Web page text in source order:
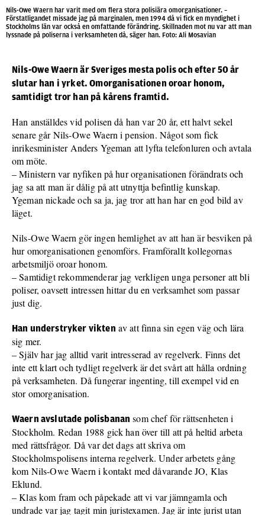
Nils-Owe Waern har varit med om flera stora polisiära omorganisationer. –
Förstatligandet missade jag på marginalen, men 1994 då vi fick en myndighet i
Stockholms län var också en omfattande förändring. Skillnaden mot nu var att man
lyssnade på poliserna i verksamheten då, säger han. Foto: Ali Mosavian
Nils-Owe Waern är Sveriges mesta polis och efter 50 år
slutar han i yrket. Omorganisationen oroar honom,
samtidigt tror han på kårens framtid.
Han anställdes vid polisen då han var 20 år, ett halvt sekel
senare går Nils-Owe Waern i pension. Något som fick
inrikesminister Anders Ygeman att lyfta telefonluren och avtala
om möte.
– Ministern var nyfiken på hur organisationen förändrats och
jag sa att man är dålig på att utnyttja befintlig kunskap.
Ygeman nickade och sa ja, jag tror att han har en god bild av
läget.
Nils-Owe Waern gör ingen hemlighet av att han är besviken på
hur omorganisationen genomförs. Framförallt kollegornas
arbetsmiljö oroar honom.
– Samtidigt rekommenderar jag verkligen unga personer att bli
poliser, oavsett intressen hittar du en verksamhet som passar
just dig.
Han understryker vikten av att finna sin egen väg och lära
sig mer.
– Själv har jag alltid varit intresserad av regelverk. Finns det
inte ett klart och tydligt regelverk är det svårt att hålla ordning
på verksamheten. Då fungerar ingenting, till exempel vid en
stor omorganisation.
Waern avslutade polisbanan som chef för rättsenheten i
Stockholm. Redan 1988 gick han över till att på heltid arbeta
med rättsfrågor. Då var det dags att skriva om
Stockholmspolisens interna regelverk. Under arbetets gång
kom Nils-Owe Waern i kontakt med dåvarande JO, Klas
Eklund.
– Klas kom fram och påpekade att vi var jämngamla och
undrade var jag tagit min juristexamen. Jag är inte jurist utan